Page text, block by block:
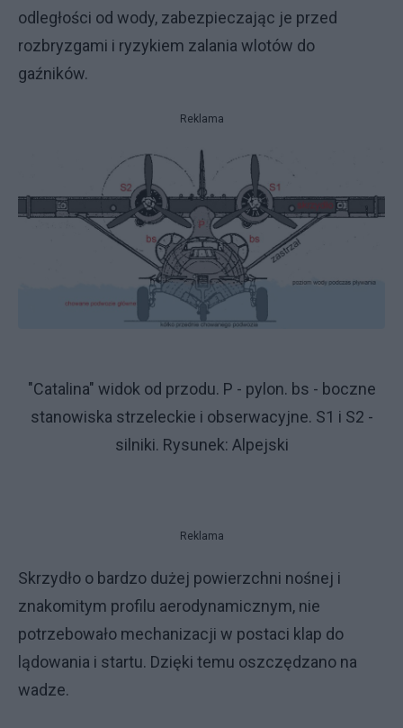
odległości od wody, zabezpieczając je przed
rozbryzgami i ryzykiem zalania wlotów do
gaźników.
Reklama
"Catalina" widok od przodu. P - pylon. bs - boczne
stanowiska strzeleckie i obserwacyjne. S1 i S2 -
silniki. Rysunek: Alpejski
Reklama
Skrzydło o bardzo dużej powierzchni nośnej i
znakomitym profilu aerodynamicznym, nie
potrzebowało mechanizacji w postaci klap do
lądowania i startu. Dzięki temu oszczędzano na
wadze.